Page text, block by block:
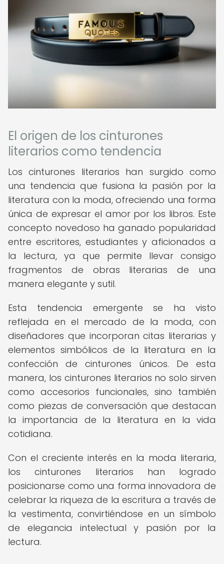
El origen de los cinturones
literarios como tendencia
Los cinturones literarios han surgido como
una tendencia que fusiona la pasión por la
literatura con la moda, ofreciendo una forma
única de expresar el amor por los libros. Este
concepto novedoso ha ganado popularidad
entre escritores, estudiantes y aficionados a
la lectura, ya que permite llevar consigo
fragmentos de obras literarias de una
manera elegante y sutil.
Esta tendencia emergente se ha visto
reflejada en el mercado de la moda, con
diseñadores que incorporan citas literarias y
elementos simbólicos de la literatura en la
confección de cinturones únicos. De esta
manera, los cinturones literarios no solo sirven
como accesorios funcionales, sino también
como piezas de conversación que destacan
la importancia de la literatura en la vida
cotidiana.
Con el creciente interés en la moda literaria,
los cinturones literarios han logrado
posicionarse como una forma innovadora de
celebrar la riqueza de la escritura a través de
la vestimenta, convirtiéndose en un símbolo
de elegancia intelectual y pasión por la
lectura.